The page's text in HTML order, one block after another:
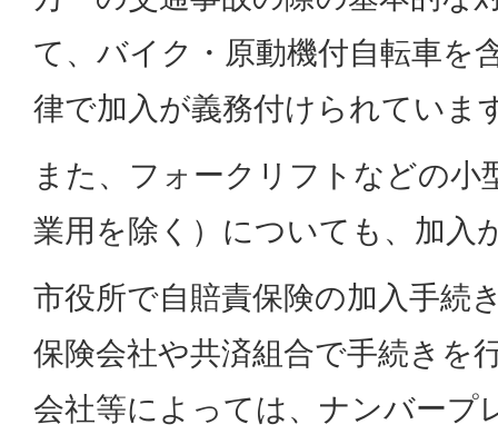
て、バイク・原動機付自転車を
律で加入が義務付けられていま
また、フォークリフトなどの小
業用を除く）についても、加入
市役所で自賠責保険の加入手続
保険会社や共済組合で手続きを
会社等によっては、ナンバープ